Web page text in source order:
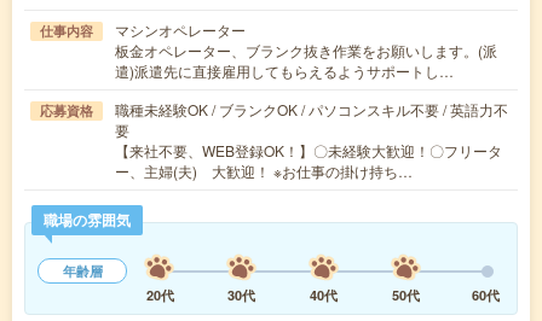
仕事内容
マシンオペレーター
板金オペレーター、ブランク抜き作業をお願いします。(派
遣)派遣先に直接雇用してもらえるようサポートし…
応募資格
職種未経験OK / ブランクOK / パソコンスキル不要 / 英語力不
要
【来社不要、WEB登録OK！】〇未経験大歓迎！〇フリータ
ー、主婦(夫) 大歓迎！ ※お仕事の掛け持ち…
職場の雰囲気
年齢層
20代
30代 40代 50代 60代